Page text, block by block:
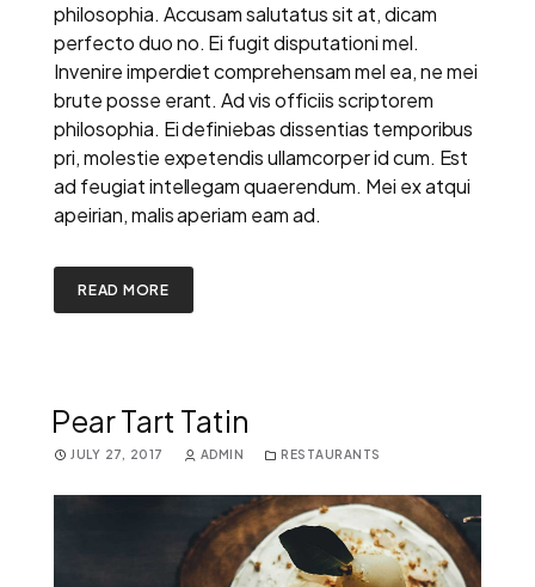
philosophia. Accusam salutatus sit at, dicam
perfecto duo no. Ei fugit disputationi mel.
Invenire imperdiet comprehensam mel ea, ne mei
brute posse erant. Ad vis officiis scriptorem
philosophia. Ei definiebas dissentias temporibus
pri, molestie expetendis ullamcorper id cum. Est
ad feugiat intellegam quaerendum. Mei ex atqui
apeirian, malis aperiam eam ad.
READ MORE
Pear Tart Tatin
JULY 27, 2017 ADMIN RESTAURANTS